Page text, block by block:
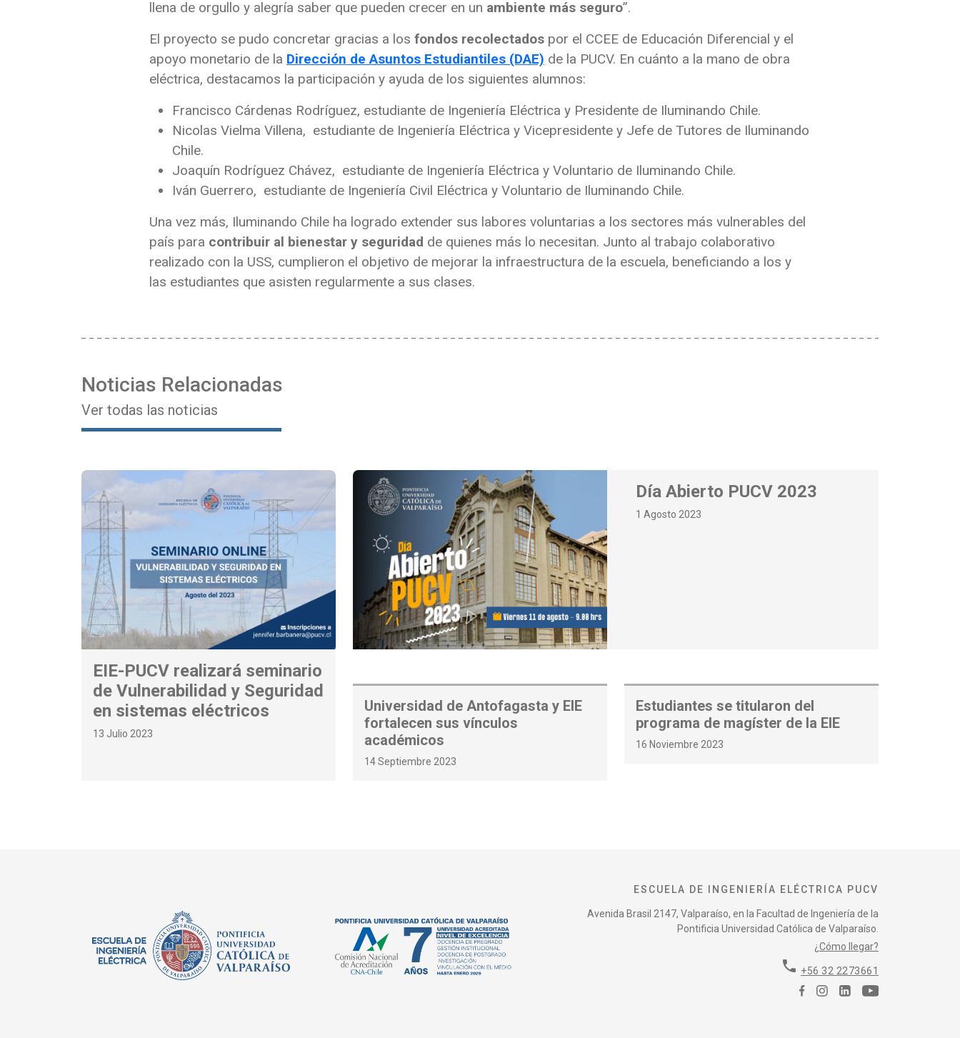
llena de orgullo y alegría saber que pueden crecer en un ambiente más seguro”.
El proyecto se pudo concretar gracias a los fondos recolectados por el CCEE de Educación Diferencial y el
apoyo monetario de la Dirección de Asuntos Estudiantiles (DAE) de la PUCV. En cuánto a la mano de obra
eléctrica, destacamos la participación y ayuda de los siguientes alumnos:
Francisco Cárdenas Rodríguez, estudiante de Ingeniería Eléctrica y Presidente de Iluminando Chile.
Nicolas Vielma Villena, estudiante de Ingeniería Eléctrica y Vicepresidente y Jefe de Tutores de Iluminando
Chile.
Joaquín Rodríguez Chávez, estudiante de Ingeniería Eléctrica y Voluntario de Iluminando Chile.
Iván Guerrero, estudiante de Ingeniería Civil Eléctrica y Voluntario de Iluminando Chile.
Una vez más, Iluminando Chile ha logrado extender sus labores voluntarias a los sectores más vulnerables del
país para contribuir al bienestar y seguridad de quienes más lo necesitan. Junto al trabajo colaborativo
realizado con la USS, cumplieron el objetivo de mejorar la infraestructura de la escuela, beneficiando a los y
las estudiantes que asisten regularmente a sus clases.
Noticias Relacionadas
Ver todas las noticias
EIE-PUCV realizará seminario
de Vulnerabilidad y Seguridad
en sistemas eléctricos
13 Julio 2023
Día Abierto PUCV 2023
1 Agosto 2023
Universidad de Antofagasta y EIE
fortalecen sus vínculos
académicos
14 Septiembre 2023
Estudiantes se titularon del
programa de magíster de la EIE
16 Noviembre 2023
ESCUELA DE INGENIERÍA ELÉCTRICA PUCV
Avenida Brasil 2147, Valparaíso, en la Facultad de Ingeniería de la
Pontificia Universidad Católica de Valparaíso.
¿Cómo llegar?
phone +56 32 2273661